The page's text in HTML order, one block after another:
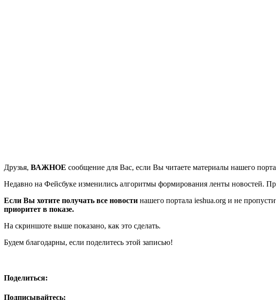
Друзья, ВАЖНОЕ сообщение для Вас, если Вы читаете материалы нашего
Недавно на Фейсбуке изменились алгоритмы формирования ленты новостей.
Если Вы хотите получать все новости нашего портала ieshua.org и не
приоритет в показе.
На скриншоте выше показано, как это сделать.
Будем благодарны, если поделитесь этой записью!
Поделиться:
Подписывайтесь: